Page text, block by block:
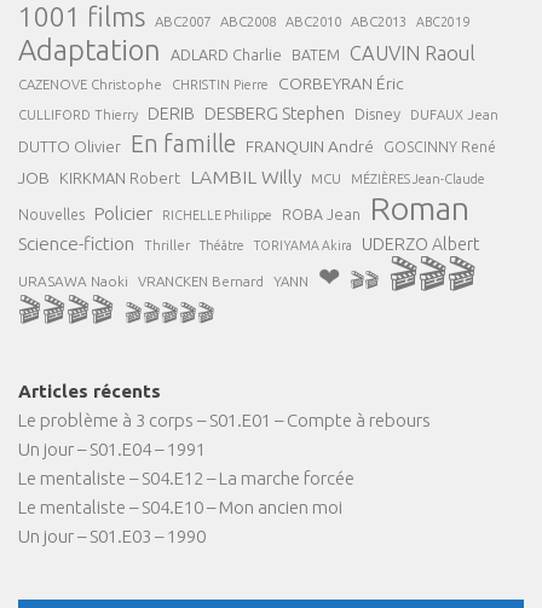
1001 films ABC2007 ABC2008 ABC2010 ABC2013 ABC2019
Adaptation ADLARD Charlie BATEM CAUVIN Raoul
CAZENOVE Christophe CHRISTIN Pierre CORBEYRAN Éric
CULLIFORD Thierry DERIB DESBERG Stephen Disney DUFAUX Jean
DUTTO Olivier En famille FRANQUIN André GOSCINNY René
JOB KIRKMAN Robert LAMBIL Willy MCU MÉZIÈRES Jean-Claude
Nouvelles Policier RICHELLE Philippe ROBA Jean Roman
Science-fiction Thriller Théâtre TORIYAMA Akira UDERZO Albert
URASAWA Naoki VRANCKEN Bernard YANN ❤ 🎬🎬 🎬🎬🎬
🎬🎬🎬🎬 🎬🎬🎬🎬🎬
Articles récents
Le problème à 3 corps – S01.E01 – Compte à rebours
Un jour – S01.E04 – 1991
Le mentaliste – S04.E12 – La marche forcée
Le mentaliste – S04.E10 – Mon ancien moi
Un jour – S01.E03 – 1990